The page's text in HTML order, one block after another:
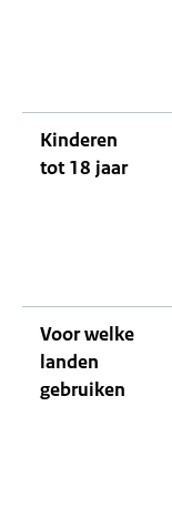
Kinderen
tot 18 jaar
Voor welke
landen
gebruiken